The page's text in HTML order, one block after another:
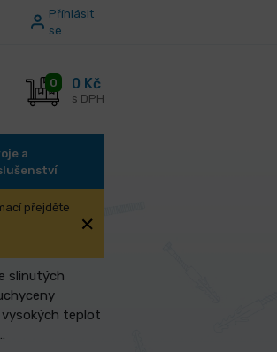
Příhlásit
se
0 0 Kč
s DPH
a
přejděte
slinutých
vysokých teplot